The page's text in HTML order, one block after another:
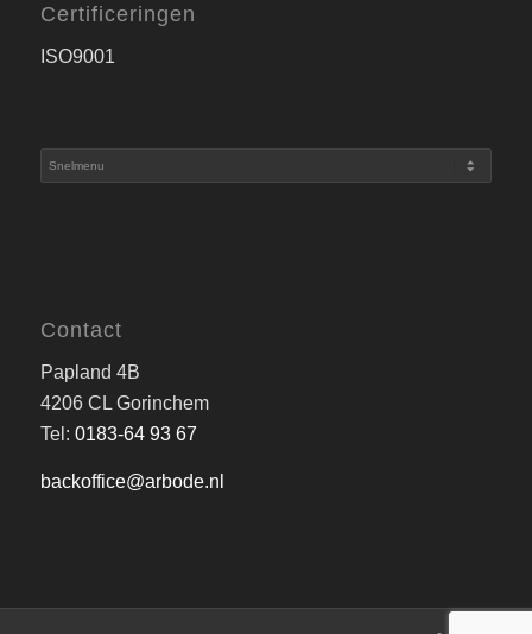
Certificeringen
ISO9001
Contact
Papland 4B
4206 CL Gorinchem
Tel: 0183-64 93 67
backoffice@arbode.nl